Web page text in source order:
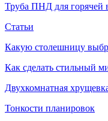
Труба ПНД для горячей
Статьи
Какую столешницу
Как сделать стильный
Двухкомнатная
Тонкости планировок